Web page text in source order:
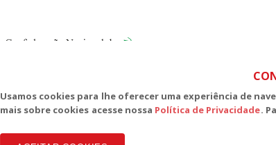
Usamos cookies para lhe oferecer uma experiência de
mais sobre cookies acesse nossa Política de Privacidade.